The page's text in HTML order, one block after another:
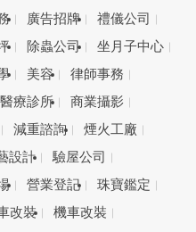
廣告招牌
禮儀公司
除蟲公司
坐月子中心
美容
律師事務
醫療診所
商業攝影
減重諮詢
煙火工廠
設計
驗屋公司
營業登記
珠寶鑑定
改裝
機車改裝